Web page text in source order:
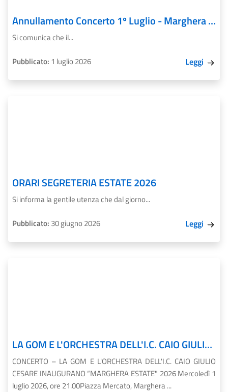
Annullamento Concerto 1º Luglio - Marghera Estate 2026
Si comunica che il...
Pubblicato: 1 luglio 2026 Leggi
ORARI SEGRETERIA ESTATE 2026
Si informa la gentile utenza che dal giorno...
Pubblicato: 30 giugno 2026 Leggi
LA GOM E L'ORCHESTRA DELL'I.C. CAIO GIULIO CESARE INAUGURANO “MARGHERA ESTATE" 2026
CONCERTO – LA GOM E L'ORCHESTRA DELL'I.C. CAIO GIULIO
CESARE INAUGURANO “MARGHERA ESTATE" 2026 Mercoledì 1
luglio 2026, ore 21.00Piazza Mercato, Marghera ...